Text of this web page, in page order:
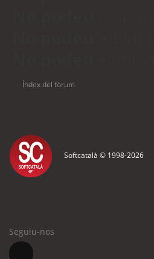
Índex del fòrum
Softcatalà © 1998-2026
Seguiu-nos